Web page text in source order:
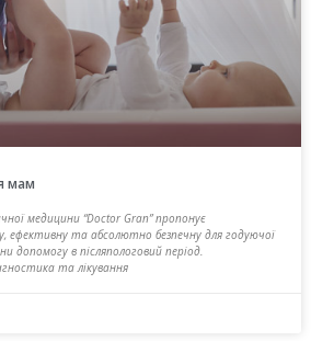
мам
медицини “Doctor Gran” пропонує
ефективну та абсолютно безпечну для годуючої
допомогу в післяпологовий період.
та лікування